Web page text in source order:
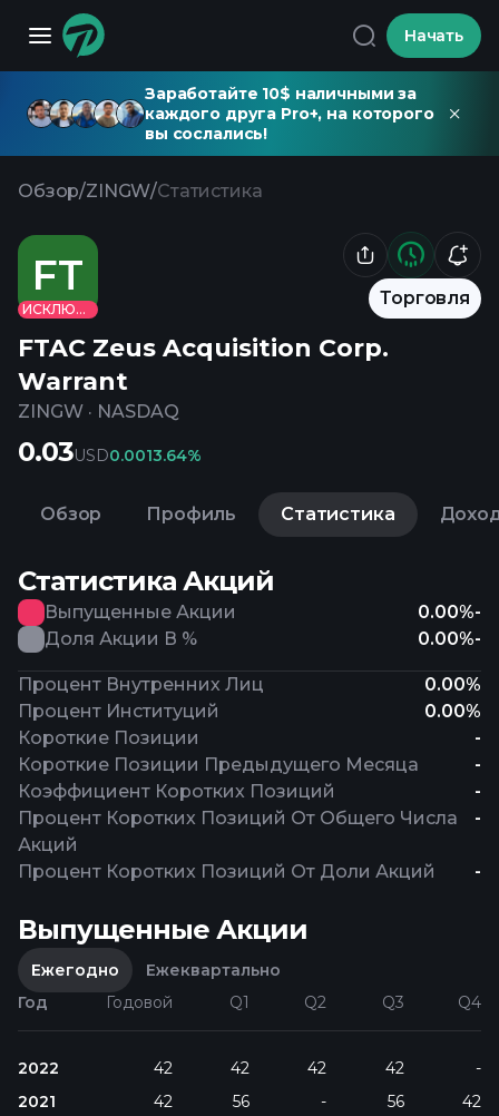
Начать
Заработайте 10$ наличными за
каждого друга Pro+, на которого
вы сослались!
Обзор/ZINGW/Статистика
FT
ИСКЛЮЧЕНО
Торговля
FTAC Zeus Acquisition Corp.
Warrant
ZINGW · NASDAQ
0.03USD0.0013.64%
Обзор Профиль Статистика
Статистика Акций
Выпущенные Акции 0.00%-
Доля Акции В %
0.00%-
Процент Внутренних Лиц
0.00%
Процент Институций
0.00%
Короткие Позиции
-
Короткие Позиции Предыдущего Месяца
-
Коэффициент Коротких Позиций
-
Процент Коротких Позиций От Общего Числа
Акций
-
Процент Коротких Позиций От Доли Акций -
Выпущенные Акции
Ежегодно
Ежеквартально
Год
Годовой Q1 Q2 Q3 Q4
2022 42 42 42 42
-
2021
42 56 - 56
42